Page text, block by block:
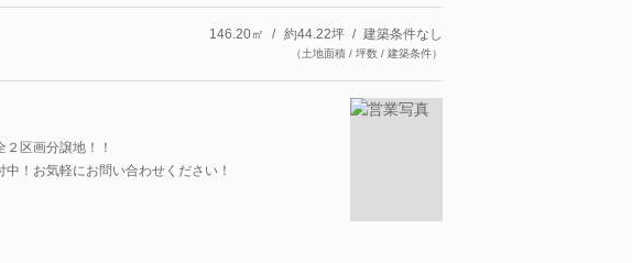
146.20㎡ 約44.22坪 建築条件なし
（土地面積 / 坪数 / 建築条件）
区画分譲地！！
中！お気軽にお問い合わせください！